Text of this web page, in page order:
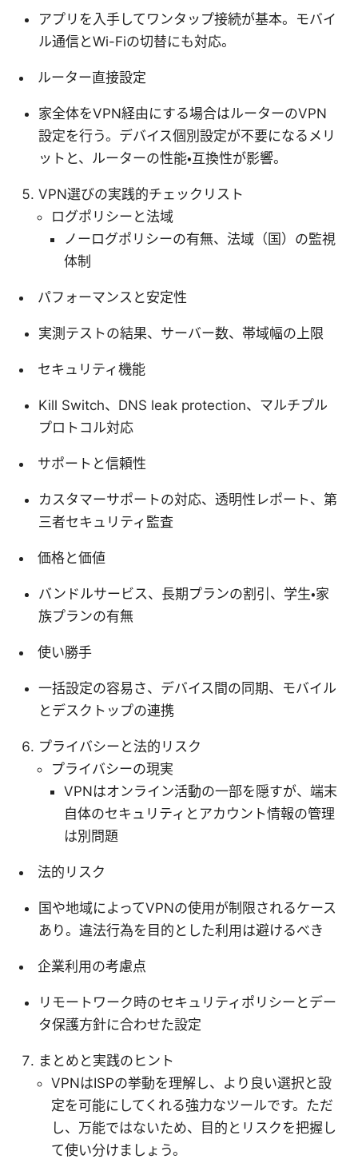
アプリを入手してワンタップ接続が基本。モバイ
ル通信とWi-Fiの切替にも対応。
ルーター直接設定
家全体をVPN経由にする場合はルーターのVPN
設定を行う。デバイス個別設定が不要になるメリ
ットと、ルーターの性能・互換性が影響。
VPN選びの実践的チェックリスト
ログポリシーと法域
ノーログポリシーの有無、法域（国）の監視
体制
パフォーマンスと安定性
実測テストの結果、サーバー数、帯域幅の上限
セキュリティ機能
Kill Switch、DNS leak protection、マルチプル
プロトコル対応
サポートと信頼性
カスタマーサポートの対応、透明性レポート、第
三者セキュリティ監査
価格と価値
バンドルサービス、長期プランの割引、学生・家
族プランの有無
使い勝手
一括設定の容易さ、デバイス間の同期、モバイル
とデスクトップの連携
プライバシーと法的リスク
プライバシーの現実
VPNはオンライン活動の一部を隠すが、端末
自体のセキュリティとアカウント情報の管理
は別問題
法的リスク
国や地域によってVPNの使用が制限されるケース
あり。違法行為を目的とした利用は避けるべき
企業利用の考慮点
リモートワーク時のセキュリティポリシーとデー
タ保護方針に合わせた設定
まとめと実践のヒント
VPNはISPの挙動を理解し、より良い選択と設
定を可能にしてくれる強力なツールです。ただ
し、万能ではないため、目的とリスクを把握し
て使い分けましょう。